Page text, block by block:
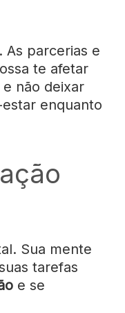
As parcerias e
te afetar
não deixar
enquanto
Sua mente
tarefas
e se